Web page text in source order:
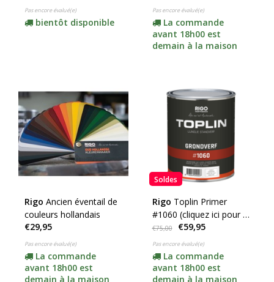
Pas encore évalué(e)
bientôt disponible
extérieur)
Pas encore évalué(e)
La commande
avant 18h00 est
demain à la maison
Rigo Ancien éventail de
couleurs hollandais
€29,95
Pas encore évalué(e)
La commande
avant 18h00 est
demain à la maison
Soldes
Rigo Toplin Primer
#1060 (cliquez ici pour la
couleur et le contenu)
€75,00 €59,95
Pas encore évalué(e)
La commande
avant 18h00 est
demain à la maison